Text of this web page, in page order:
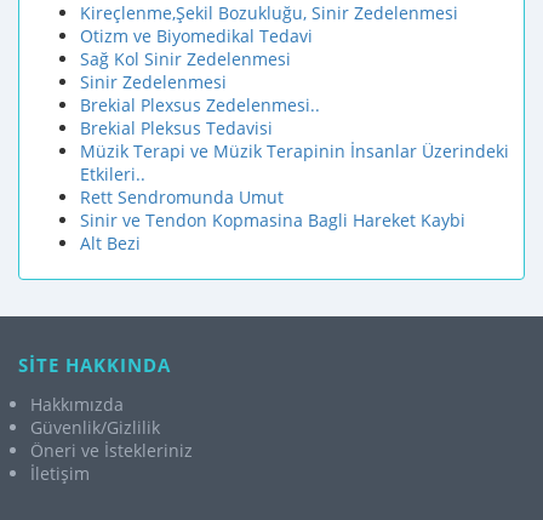
Kireçlenme,Şekil Bozukluğu, Sinir Zedelenmesi
Otizm ve Biyomedikal Tedavi
Sağ Kol Sinir Zedelenmesi
Sinir Zedelenmesi
Brekial Plexsus Zedelenmesi..
Brekial Pleksus Tedavisi
Müzik Terapi ve Müzik Terapinin İnsanlar Üzerindeki
Etkileri..
Rett Sendromunda Umut
Sinir ve Tendon Kopmasina Bagli Hareket Kaybi
Alt Bezi
SİTE HAKKINDA
Hakkımızda
Güvenlik/Gizlilik
Öneri ve İstekleriniz
İletişim